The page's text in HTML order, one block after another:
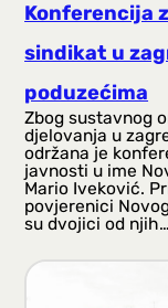
Konferencija
sindikat u
poduzećima
Zbog sustavnog
djelovanja u
održana je
javnosti u ime
Mario Iveković.
povjerenici
su dvojici od njih…